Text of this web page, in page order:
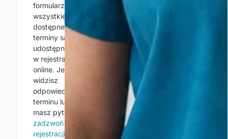
formularz. Nie
wszystkie
dostępne
terminy są
udostępniane
w rejestracji
online. Jeśli nie
widzisz
odpowiedniego
terminu lub
masz pytania,
zadzwoń do
rejestracji: 790